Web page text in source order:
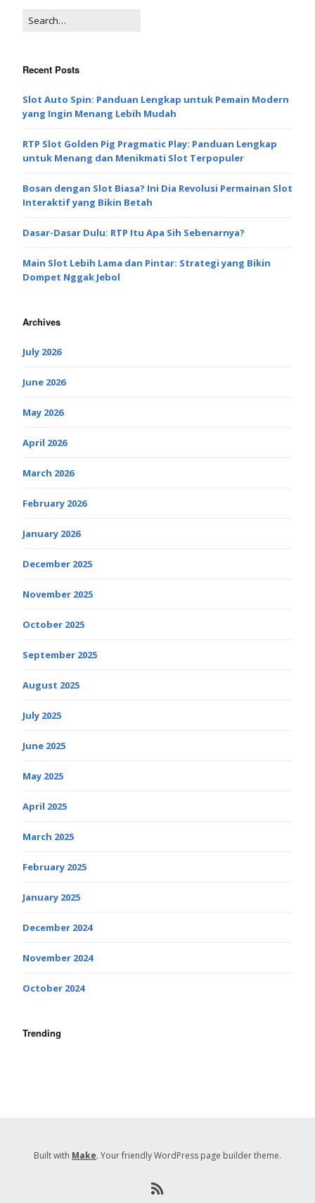
Recent Posts
Slot Auto Spin: Panduan Lengkap untuk Pemain Modern
yang Ingin Menang Lebih Mudah
RTP Slot Golden Pig Pragmatic Play: Panduan Lengkap
untuk Menang dan Menikmati Slot Terpopuler
Bosan dengan Slot Biasa? Ini Dia Revolusi Permainan Slot
Interaktif yang Bikin Betah
Dasar-Dasar Dulu: RTP Itu Apa Sih Sebenarnya?
Main Slot Lebih Lama dan Pintar: Strategi yang Bikin
Dompet Nggak Jebol
Archives
July 2026
June 2026
May 2026
April 2026
March 2026
February 2026
January 2026
December 2025
November 2025
October 2025
September 2025
August 2025
July 2025
June 2025
May 2025
April 2025
March 2025
February 2025
January 2025
December 2024
November 2024
October 2024
Trending
Built with Make. Your friendly WordPress page builder theme.